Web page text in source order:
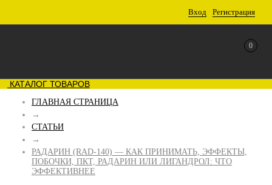
Вход Регистрация
0
КАТАЛОГ ТОВАРОВ
ГЛАВНАЯ СТРАНИЦА
→
СТАТЬИ
→
РАДАРИН (RAD-140) — КАК ПРИНИМАТЬ, ЭФФЕКТЫ,
ПОБОЧКИ, ПКТ, РАДАРИН ИЛИ ЛИГАНДРОЛ: ЧТО
ЭФФЕКТИВНЕЕ